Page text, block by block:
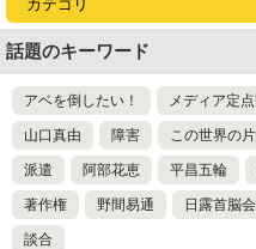
話題のキーワード
アベを倒したい！ メディア定
山口真由 障害 この世界の
派遣 阿部花恵 平昌五輪
著作権 野間易通 日露首脳
談合